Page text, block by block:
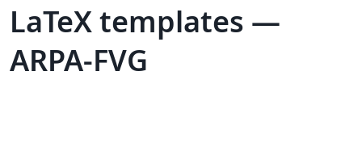
LaTeX templates —
ARPA-FVG